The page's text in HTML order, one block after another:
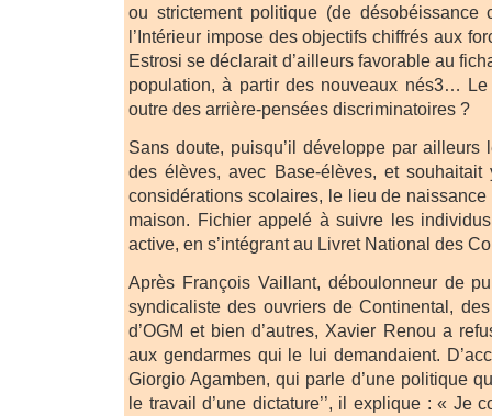
ou strictement politique (de désobéissance
l’Intérieur impose des objectifs chiffrés aux
Estrosi se déclarait d’ailleurs favorable au
population, à partir des nouveaux nés3… Le
outre des arrière-pensées discriminatoires ?
Sans doute, puisqu’il développe par ailleurs
des élèves, avec Base-élèves, et
considérations scolaires, le lieu de
maison. Fichier appelé à suivre les
active, en s’intégrant au Livret National des
Après François Vaillant, déboulonneur de
syndicaliste des ouvriers de Continental,
d’OGM et bien d’autres, Xavier Renou a
aux gendarmes qui le lui demandaient.
Giorgio Agamben, qui parle d’une politique
le travail d’une dictature’’, il explique : « Je